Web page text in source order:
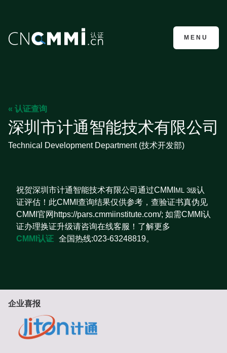
CMMI认证咨询
MENU
« 认证查询
深圳市计通智能技术有限公司
Technical Development Department (技术开发部)
祝贺深圳市计通智能技术有限公司通过CMMI ML 3级认
证评估！此CMMI查询结果仅供参考，查验证书真伪见
CMMI官网https://pars.cmmiinstitute.com/; 如需CMMI认
证办理换证升级请咨询在线客服！了解更多
CMMI认证 全国热线:023-63248819。
企业喜报